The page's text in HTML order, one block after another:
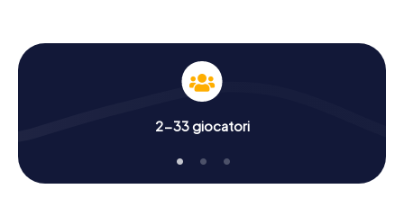
2-33 giocatori